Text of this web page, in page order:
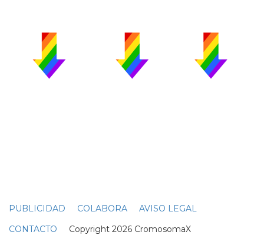
PUBLICIDAD COLABORA
AVISO LEGAL
CONTACTO Copyright 2026 CromosomaX